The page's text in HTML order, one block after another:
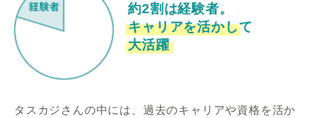
約2割は経験者。
キャリアを活かして
大活躍
タスカジさんの中には、過去のキャリアや資格を活か